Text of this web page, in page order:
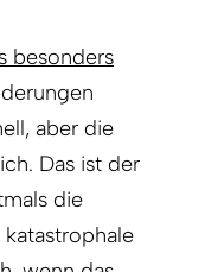
besonders
aber die
Das ist der
die